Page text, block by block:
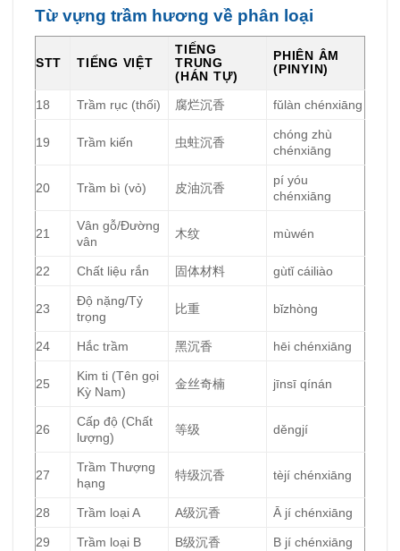
Từ vựng trầm hương về phân loại
STT TIẾNG VIỆT
TIẾNG
TRUNG
(HÁN TỰ)
PHIÊN ÂM
(PINYIN)
18 Trầm rục (thối) 腐烂沉香 fǔlàn chénxiāng
19 Trầm kiến 虫蛀沉香
chóng zhù
chénxiāng
20 Trầm bì (vỏ) 皮油沉香
pí yóu
chénxiāng
21
Vân gỗ/Đường
vân
木纹 mùwén
22 Chất liệu rắn 固体材料 gùtǐ cáiliào
23
Độ nặng/Tỷ
trọng
比重 bǐzhòng
24 Hắc trầm 黑沉香 hēi chénxiāng
25
Kim ti (Tên gọi
Kỳ Nam)
金丝奇楠 jīnsī qínán
26
Cấp độ (Chất
lượng)
等级 děngjí
27
Trầm Thượng
hạng
特级沉香 tèjí chénxiāng
28 Trầm loại A A级沉香 Ā jí chénxiāng
29 Trầm loại B B级沉香 B jí chénxiāng